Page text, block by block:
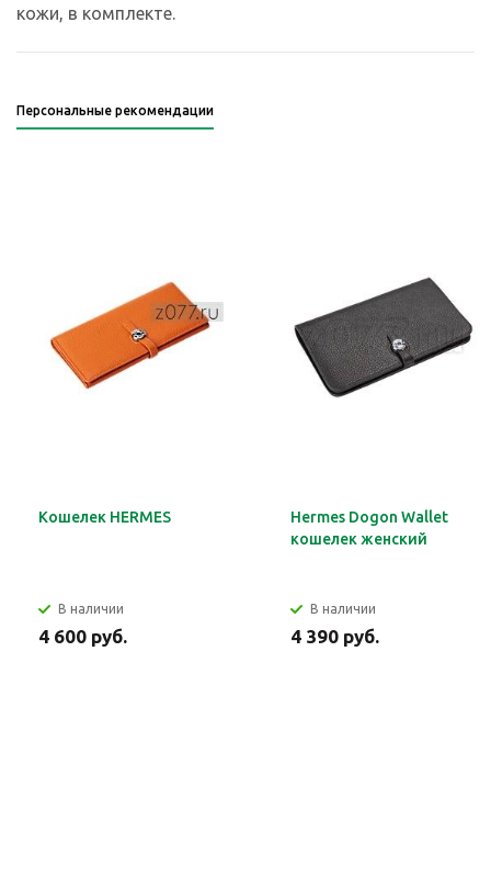
кожи, в комплекте.
Персональные рекомендации
Кошелек HERMES
В наличии
4 600 руб.
Hermes Dogon Wallet
кошелек женский
В наличии
4 390 руб.